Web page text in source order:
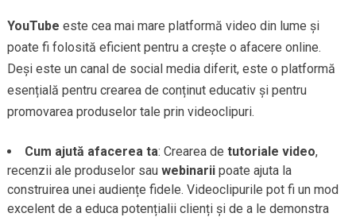
YouTube este cea mai mare platformă video din lume și
poate fi folosită eficient pentru a crește o afacere online.
Deși este un canal de social media diferit, este o platformă
esențială pentru crearea de conținut educativ și pentru
promovarea produselor tale prin videoclipuri.
Cum ajută afacerea ta: Crearea de tutoriale video,
recenzii ale produselor sau webinariipoate ajuta la
construirea unei audiențe fidele. Videoclipurile pot fi un mod
excelent de a educa potențialii clienți și de a le demonstra